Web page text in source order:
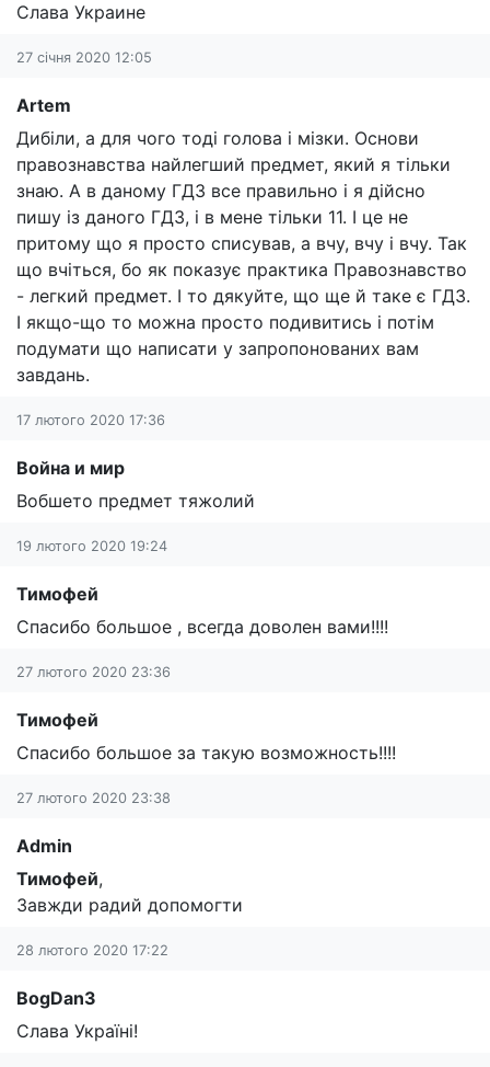
Слава Украине
27 січня 2020 12:05
Artem
Дибіли, а для чого тоді голова і мізки. Основи
правознавства найлегший предмет, який я тільки
знаю. А в даному ГДЗ все правильно і я дійсно
пишу із даного ГДЗ, і в мене тільки 11. І це не
притому що я просто списував, а вчу, вчу і вчу. Так
що вчіться, бо як показує практика Правознавство
- легкий предмет. І то дякуйте, що ще й таке є ГДЗ.
І якщо-що то можна просто подивитись і потім
подумати що написати у запропонованих вам
завдань.
17 лютого 2020 17:36
Война и мир
Вобшето предмет тяжолий
19 лютого 2020 19:24
Тимофей
Спасибо большое , всегда доволен вами!!!!
27 лютого 2020 23:36
Тимофей
Спасибо большое за такую возможность!!!!
27 лютого 2020 23:38
Admin
Тимофей,
Завжди радий допомогти
28 лютого 2020 17:22
BogDan3
Слава Україні!